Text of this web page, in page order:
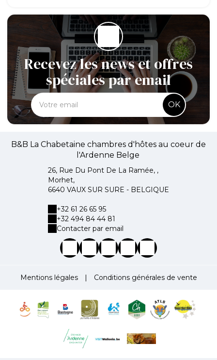
Recevez les news et offres
spéciales par email
OK
B&B La Chabetaine chambres d'hôtes au coeur de
l'Ardenne Belge
26, Rue Du Pont De La Ramée, ,
Morhet,
6640 VAUX SUR SURE - BELGIQUE
+32 61 26 65 95
+32 494 84 44 81
Contacter par email
Mentions légales | Conditions générales de vente